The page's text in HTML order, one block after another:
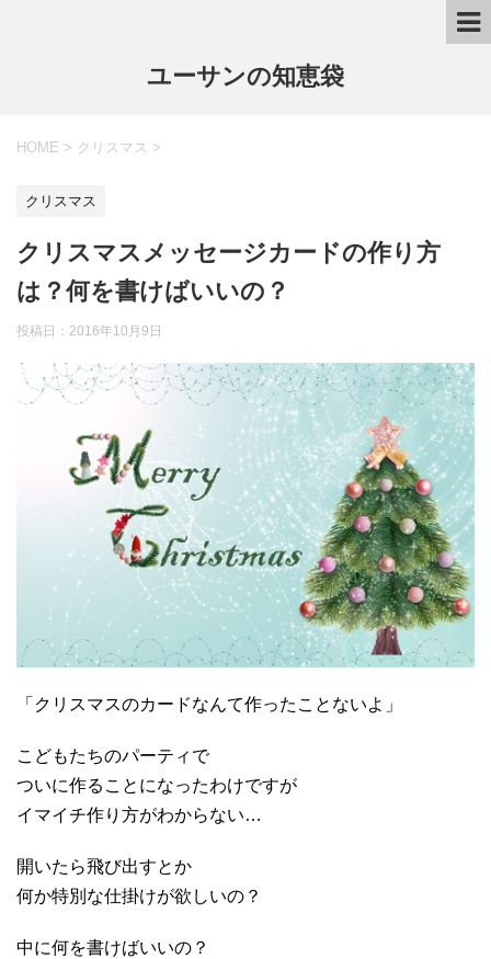
ユーサンの知恵袋
HOME > クリスマス >
クリスマス
クリスマスメッセージカードの作り方
は？何を書けばいいの？
投稿日： 2016年10月9日
「クリスマスのカードなんて作ったことないよ」
こどもたちのパーティで
ついに作ることになったわけですが
イマイチ作り方がわからない…
開いたら飛び出すとか
何か特別な仕掛けが欲しいの？
中に何を書けばいいの？